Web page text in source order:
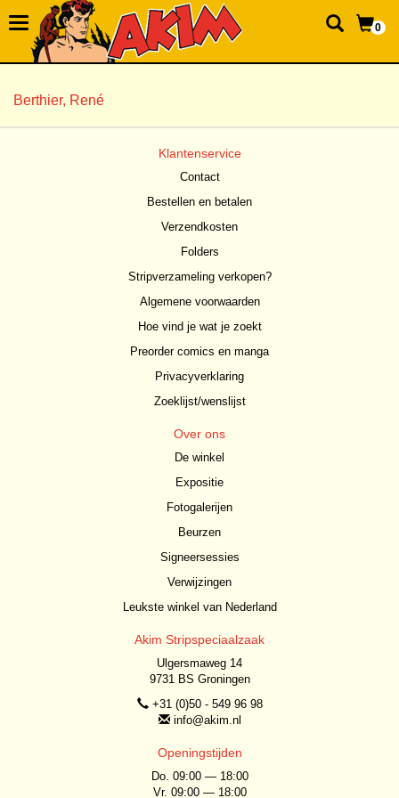
0
Berthier, René
Klantenservice
Contact
Bestellen en betalen
Verzendkosten
Folders
Stripverzameling verkopen?
Algemene voorwaarden
Hoe vind je wat je zoekt
Preorder comics en manga
Privacyverklaring
Zoeklijst/wenslijst
Over ons
De winkel
Expositie
Fotogalerijen
Beurzen
Signeersessies
Verwijzingen
Leukste winkel van Nederland
Akim Stripspeciaalzaak
Ulgersmaweg 14
9731 BS Groningen
+31 (0)50 - 549 96 98
info@akim.nl
Openingstijden
Do. 09:00 — 18:00
Vr. 09:00 — 18:00